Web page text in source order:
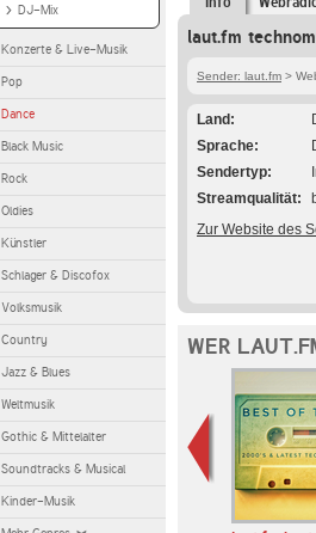
DJ-Mix
Konzerte & Live-Musik
Pop
Dance
Black Music
Rock
Oldies
Künstler
Schlager & Discofox
Volksmusik
Country
Jazz & Blues
Weltmusik
Gothic & Mittelalter
Soundtracks & Musical
Kinder-Musik
laut.fm
Sender: laut.fm >
Land
Sprache
Sendertyp
Streamqualität
Zur Website des
WER